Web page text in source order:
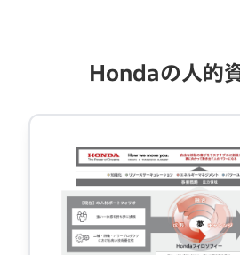
Hondaの人的